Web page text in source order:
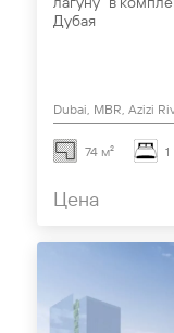
Дубая
Dubai, MBR, Azizi
74 м² 1
Цена